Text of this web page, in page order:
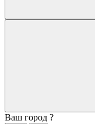
Ваш город ?